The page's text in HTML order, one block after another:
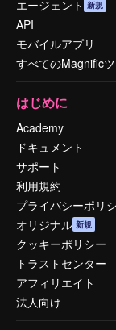
エージェント 新規
API
モバイルアプリ
すべてのMagnific
はじめに
Academy
ドキュメント
サポート
利用規約
プライバシーポリ
オリジナル 新規
クッキーポリシー
トラストセンター
アフィリエイト
法人向け